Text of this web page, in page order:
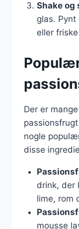
Shake og
glas.
eller
Der er
nogle
disse
drink, der
lime, rom
mousse